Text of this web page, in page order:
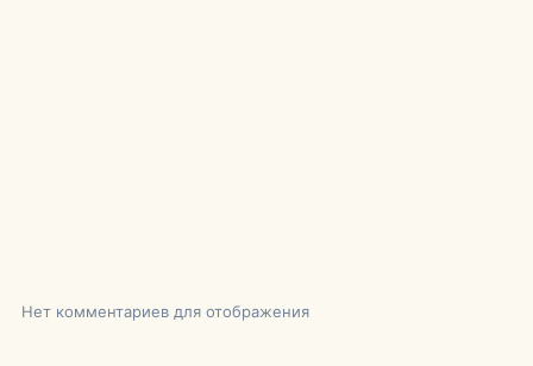
Нет комментариев для отображения